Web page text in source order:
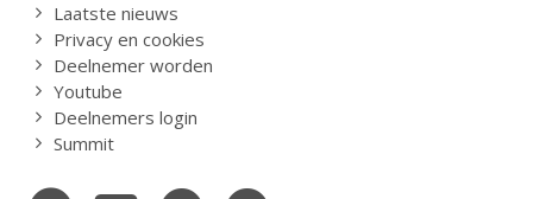
Laatste nieuws
Privacy en cookies
Deelnemer worden
Youtube
Deelnemers login
Summit